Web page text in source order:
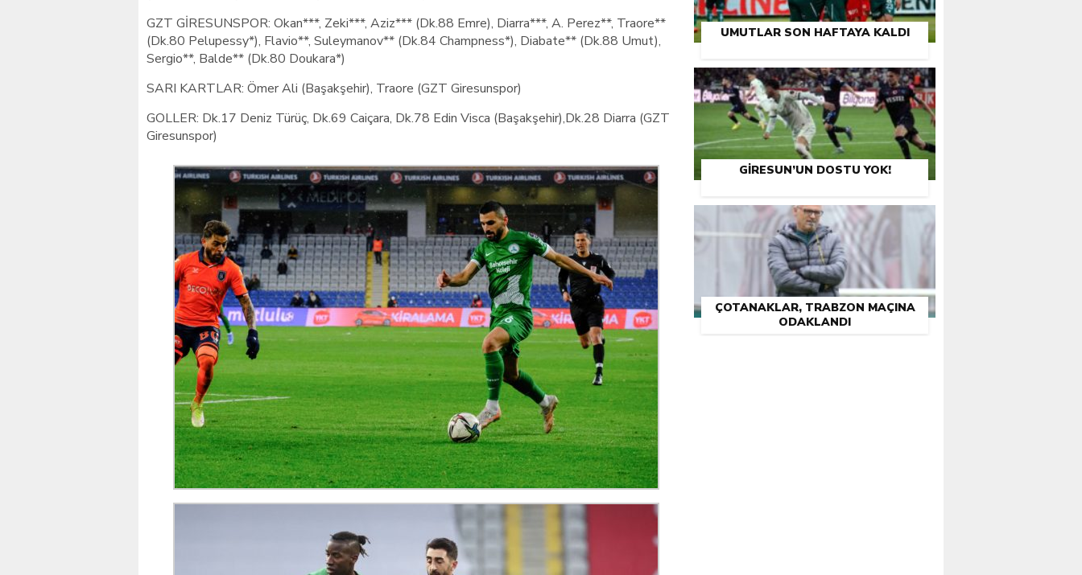
GZT GİRESUNSPOR: Okan***, Zeki***, Aziz*** (Dk.88 Emre), Diarra***, A. Perez**, Traore**
(Dk.80 Pelupessy*), Flavio**, Suleymanov** (Dk.84 Champness*), Diabate** (Dk.88 Umut),
Sergio**, Balde** (Dk.80 Doukara*)
SARI KARTLAR: Ömer Ali (Başakşehir), Traore (GZT Giresunspor)
GOLLER: Dk.17 Deniz Türüç, Dk.69 Caiçara, Dk.78 Edin Visca (Başakşehir),Dk.28 Diarra (GZT
Giresunspor)
UMUTLAR SON HAFTAYA KALDI
GIRESUN’UN DOSTU YOK!
ÇOTANAKLAR, TRABZON MAÇINA
ODAKLANDI